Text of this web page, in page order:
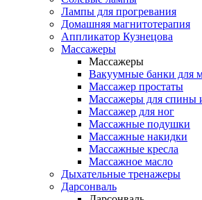
Лампы для прогревания
Домашняя магнитотерапия
Аппликатор Кузнецова
Массажеры
Массажеры
Вакуумные банки для
Массажер простаты
Массажеры для спины
Массажер для ног
Массажные подушки
Массажные накидки
Массажные кресла
Массажное масло
Дыхательные тренажеры
Дарсонваль